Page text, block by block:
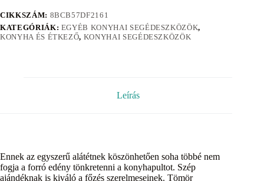
CIKKSZÁM: 8BCB57DF2161
KATEGÓRIÁK: EGYÉB KONYHAI SEGÉDESZKÖZÖK,
KONYHA ÉS ÉTKEZŐ, KONYHAI SEGÉDESZKÖZÖK
Leírás
Ennek az egyszerű alátétnek köszönhetően soha többé nem
fogja a forró edény tönkretenni a konyhapultot. Szép
ajándéknak is kiváló a főzés szerelmeseinek. Tömör